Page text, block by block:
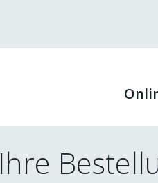
Ihre